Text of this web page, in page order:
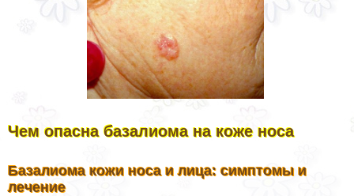
Чем опасна базалиома на коже носа
Базалиома кожи носа и лица: симптомы и
лечение